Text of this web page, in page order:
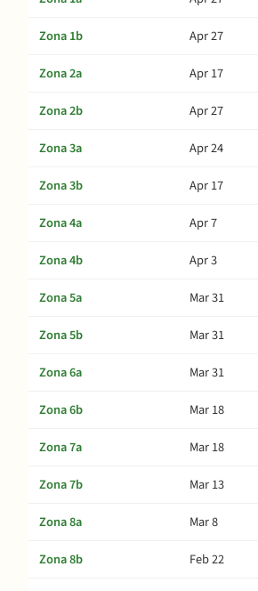
Zona 1b
Apr 27
Zona 2a
Apr 17
Zona 2b
Apr 27
Zona 3a
Apr 24
Zona 3b
Apr 17
Zona 4a
Apr 7
Zona 4b
Apr 3
Zona 5a
Mar 31
Zona 5b
Mar 31
Zona 6a
Mar 31
Zona 6b
Mar 18
Zona 7a
Mar 18
Zona 7b
Mar 13
Zona 8a
Mar 8
Zona 8b
Feb 22